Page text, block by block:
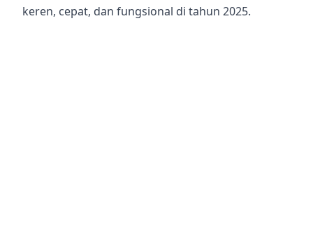
keren, cepat, dan fungsional di tahun 2025.